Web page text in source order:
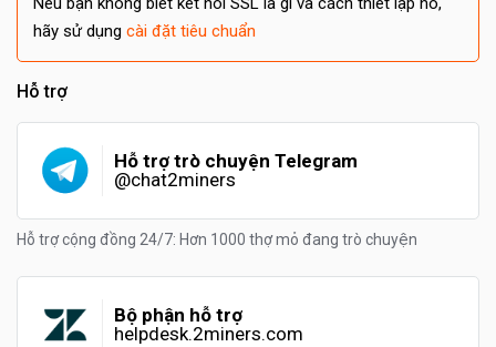
hãy sử dụng cài đặt tiêu chuẩn
Hỗ trợ
Hỗ trợ trò chuyện Telegram
@chat2miners
Hỗ trợ cộng đồng 24/7: Hơn 1000 thợ mỏ đang trò chuyện
Bộ phận hỗ trợ
helpdesk.2miners.com